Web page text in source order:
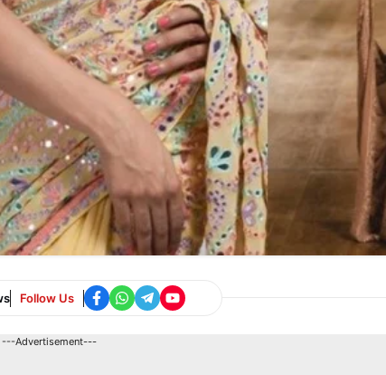
Follow Us
---Advertisement---